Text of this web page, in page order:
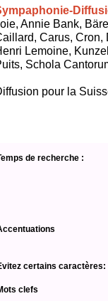
Annie Bank,
Carus, Cron,
Lemoine,
Schola
pour la
de recherche :
certains caractères:
clefs